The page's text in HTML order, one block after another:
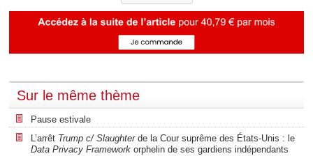
Sur le même thème
Pause estivale
L’arrêt Trump c/ Slaughterde la Cour suprême des États-Unis : le
Data Privacy Framework orphelin de ses gardiens indépendants